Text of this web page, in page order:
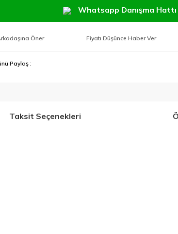
Whatsapp Danışma Hattı
Öner Fiyatı Düşünce Haber Ver
Paylaş :
Taksit Seçenekleri